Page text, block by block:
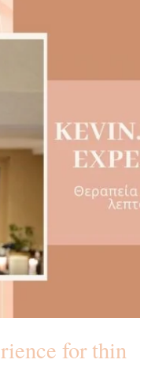
for thin